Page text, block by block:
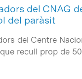
del CNAG
del paràsit
del Centre
recull prop de